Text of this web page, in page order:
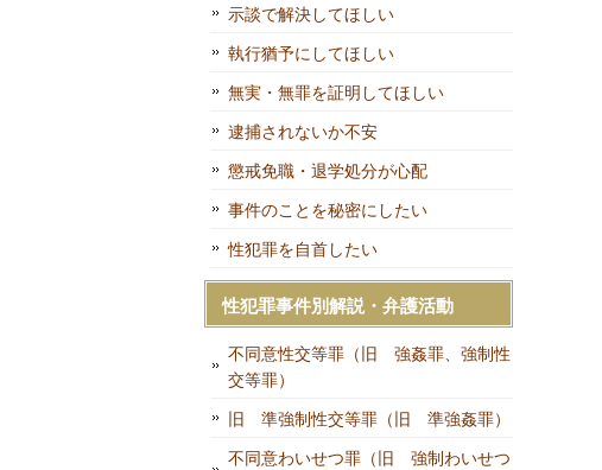
示談で解決してほしい
執行猶予にしてほしい
無実・無罪を証明してほしい
逮捕されないか不安
懲戒免職・退学処分が心配
事件のことを秘密にしたい
性犯罪を自首したい
性犯罪事件別解説・弁護活動
不同意性交等罪（旧 強姦罪、強制性
交等罪）
旧 準強制性交等罪（旧 準強姦罪）
不同意わいせつ罪（旧 強制わいせつ